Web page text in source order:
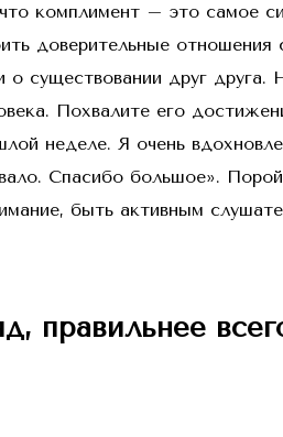
комплимент – это самое
доверительные
о существовании друг
Похвалите его
неделе. Я очень
Спасибо большое».
быть активным
правильнее